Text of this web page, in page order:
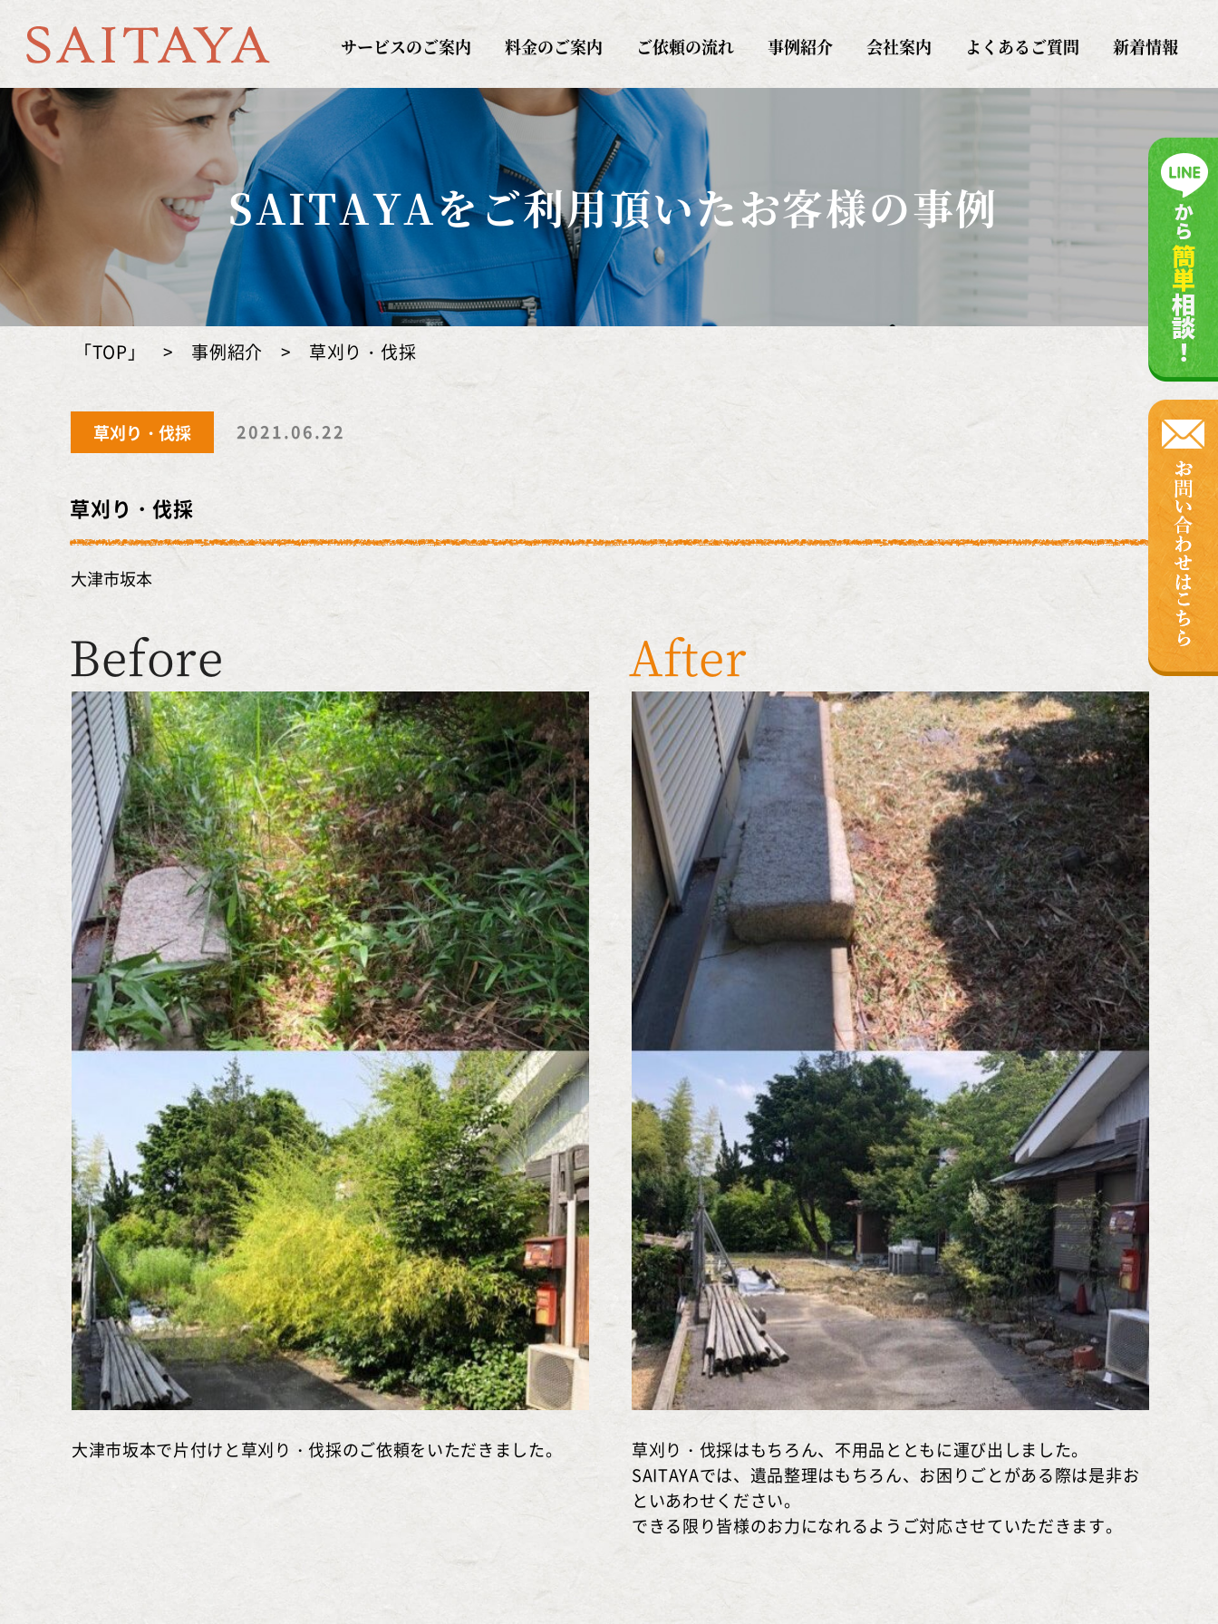
京都の遺品整理のSAITAYA（サイタヤ）
サービスのご案内 料金のご案内 ご依頼の流れ 事例紹介 会社案内 よくあるご質問 新着情報
SAITAYAをご利用頂いたお客様の事例
「TOP」 > 事例紹介 > 草刈り・伐採
草刈り・伐採 2021.06.22
草刈り・伐採
大津市坂本
Before
大津市坂本で片付けと草刈り・伐採のご依頼をいただきました。
After
草刈り・伐採はもちろん、不用品とともに運び出しました。
SAITAYAでは、遺品整理はもちろん、お困りごとがある際は是非お
といあわせください。
できる限り皆様のお力になれるようご対応させていただきます。